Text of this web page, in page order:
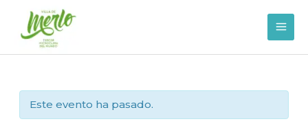
contenido
Este evento ha pasado.